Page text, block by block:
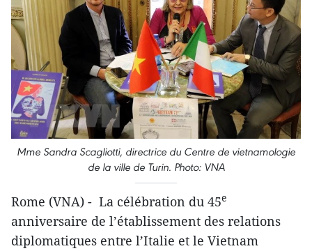
Mme Sandra Scagliotti, directrice du Centre de vietnamologie
de la ville de Turin. Photo: VNA
Rome (VNA) - La célébration du 45e
anniversaire de l’établissement des relations
diplomatiques entre l’Italie et le Vietnam